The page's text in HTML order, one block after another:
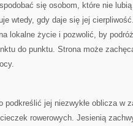
się osobom, które nie
wtedy, gdy daje się jej
lokalne życie i pozwolić, by
do punktu. Strona może
podkreślić jej niezwykłe oblicza w
rowerowych. Jesienią